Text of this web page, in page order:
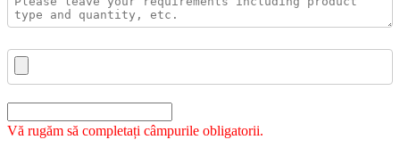
Vă rugăm să completați câmpurile obligatorii.